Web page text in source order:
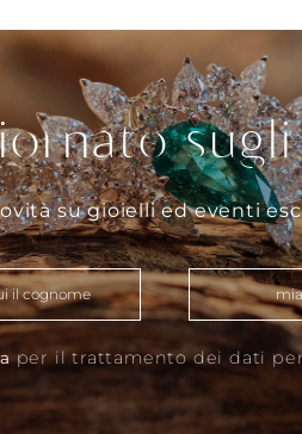
su gioielli ed eventi
per il trattamento dei dati